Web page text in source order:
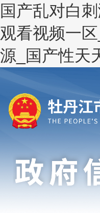
国产乱对白
观看视频一
源_国产性天